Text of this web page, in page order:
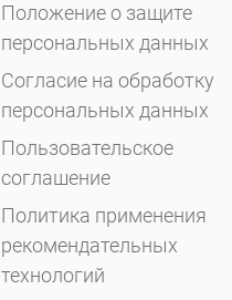
Положение о защите
персональных данных
Согласие на обработку
персональных данных
Пользовательское
соглашение
Политика применения
рекомендательных
технологий